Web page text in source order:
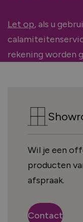
Voor welk
kozijnen nodig?
Renovatie (Je
Welk type
kozijnen?
Inclusief
Let op, als u
rekening worden
Wil je een
producten
afspraak.
Contact